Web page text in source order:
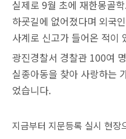
실제로 9월 초에 재한몽골
하굣길에 없어졌다며 외국
사계로 신고가 들어온 적이
광진경찰서 경찰관 100여
실종아동을 찾아 사랑하는
었습니다.
지금부터 지문등록 실시 현장